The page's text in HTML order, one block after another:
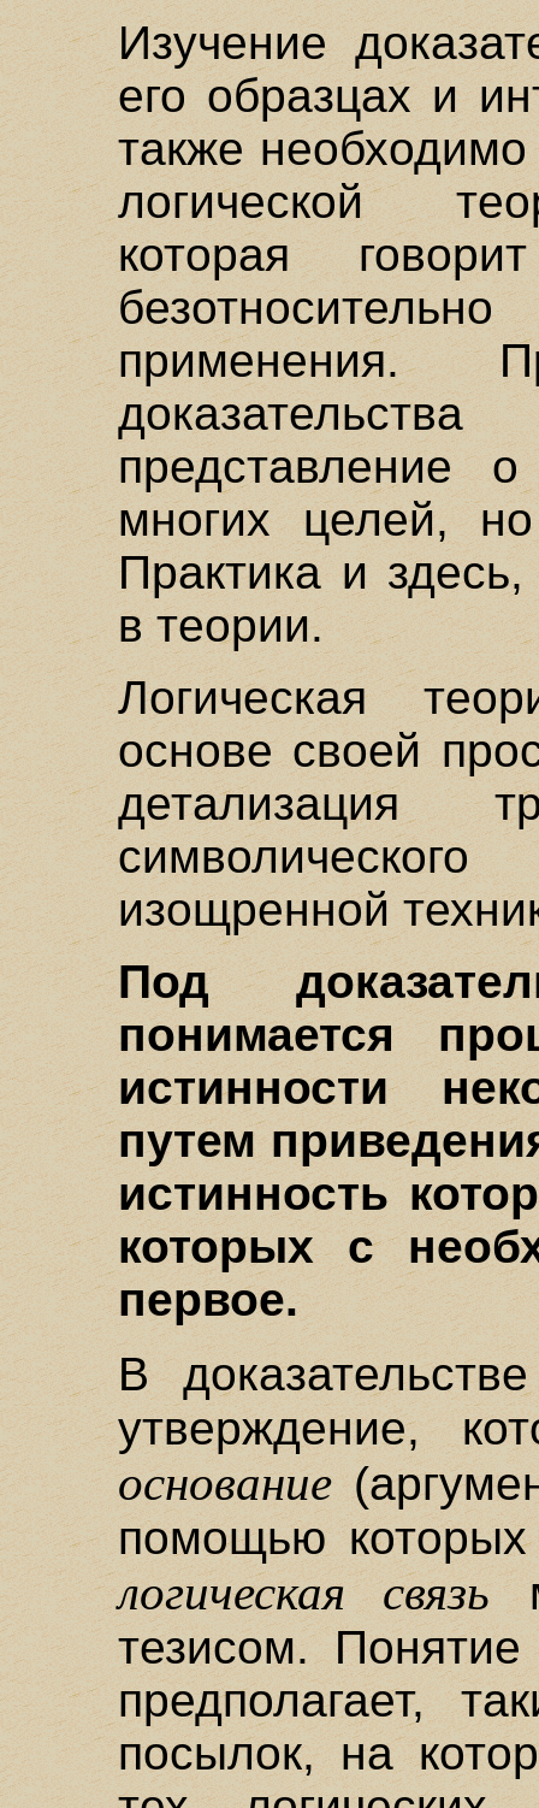
Изучение
его образцах и
также
логической
которая
применения.
представление
многих целей,
Практика и
в теории.
Логическая
основе своей
детализация
изощренной
Под
понимается
истинности
путем
истинность
которых с
первое.
В
утверждение,
основание
помощью которых
логическая связь
тезисом. Понятие
предполагает,
посылок, на